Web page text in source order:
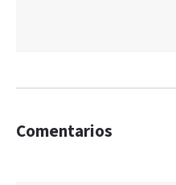
Comentarios